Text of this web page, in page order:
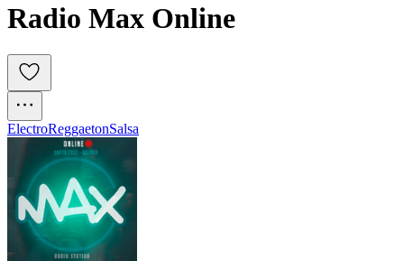
Radio Max Online
ElectroReggaetonSalsa